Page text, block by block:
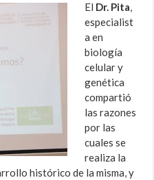
El Dr. Pita,
especialist
a en
biología
celular y
genética
compartió
las razones
por las
cuales se
realiza la
histórico de la misma, y